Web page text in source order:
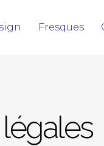
Fresques